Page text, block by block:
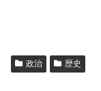
政治 歴史